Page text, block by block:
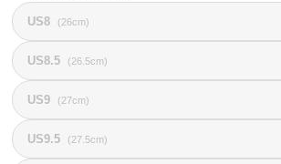
US8 (26cm)
US8.5 (26.5cm)
US9 (27cm)
US9.5 (27.5cm)